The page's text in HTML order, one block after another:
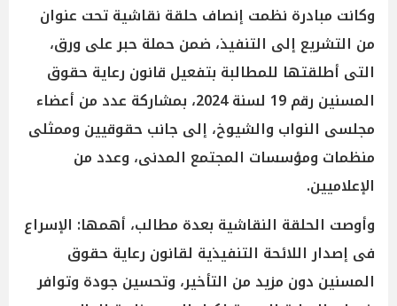
وكانت مبادرة نظمت إنصاف حلقة نقاشية تحت عنوان
من التشريع إلى التنفيذ، ضمن حملة حبر على ورق،
التى أطلقتها للمطالبة بتفعيل قانون رعاية حقوق
المسنين رقم 19 لسنة 2024، بمشاركة عدد من أعضاء
مجلسى النواب والشيوخ، إلى جانب حقوقيين وممثلى
منظمات ومؤسسات المجتمع المدنى، وعدد من
الإعلاميين.
وأوصت الحلقة النقاشية بعدة مطالب، أهمها: الإسراع
فى إصدار اللائحة التنفيذية لقانون رعاية حقوق
المسنين دون مزيد من التأخير، وتحسين جودة وتوافر